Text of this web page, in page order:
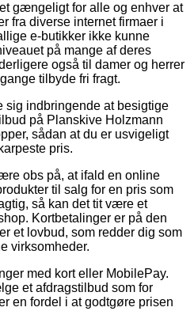
gængeligt for alle og enhver at
fra diverse internet firmaer i
e-butikker ikke kunne
på mange af deres
også til damer og herrer
tilbyde fri fragt.
sig indbringende at besigtige
på Planskive Holzmann
sådan at du er usvigeligt
pris.
obs på, at ifald en online
til salg for en pris som
så kan det tit være et
Kortbetalinger er på den
et lovbud, som redder dig som
virksomheder.
med kort eller MobilePay.
et afdragstilbud som for
en fordel i at godtgøre prisen